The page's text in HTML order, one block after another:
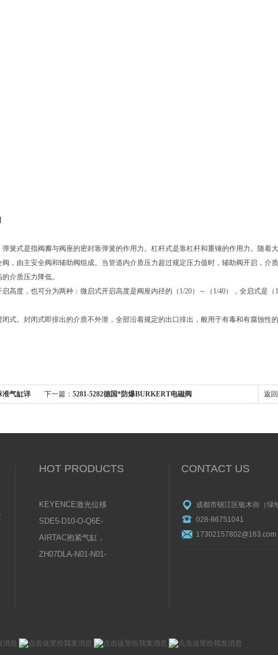
弹簧式是指阀瓣与阀座的密封靠弹簧的作用力。杠杆式是靠杠杆和重锤的作用力。随着
，由主安全阀和辅助阀组成。当管道内介质压力超过规定压力值时，辅助阀开启，介
质压力降低。
，也可分为两种：微启式开启高度是阀座内径的（1/20）～（1/40），全启式是（
式。封闭式即排出的介质不外泄，全部沿着规定的出口排出，般用于有毒和有腐蚀性的
准气缸详 下一篇： 5281-5282德国*防爆BURKERT电磁阀 返
HOT PRODUCTS
KEYENCE激光位移
传感器使用说明书
SDE5-D10-O-Q6E-
P-KFESTO费斯托压
AIRTAC抱紧气缸，
夹紧气缸常见问题及
ZH07DLA-N01-N01-
CONTACT US
成都市锦江区银木街（绿
028-86751041
17302157802@163.com